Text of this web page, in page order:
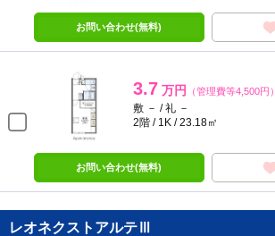
お問い合わせ(無料)
3.7 万円 （管理費等4,500円）
敷 － / 礼 －
2階 / 1K / 23.18㎡
お問い合わせ(無料)
レオネクストアルテⅢ